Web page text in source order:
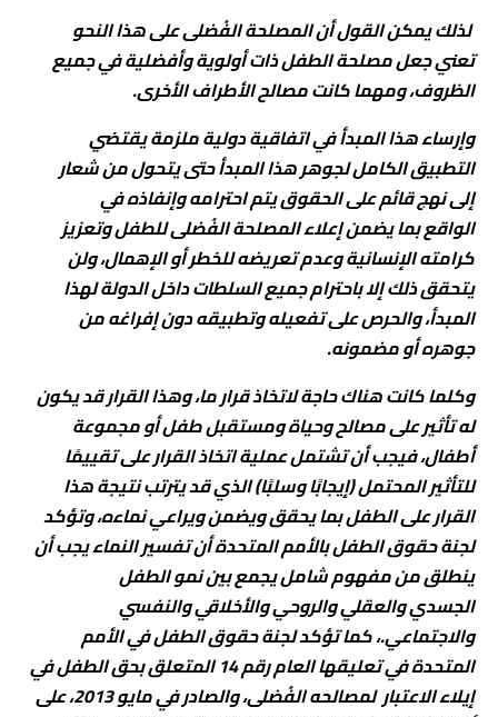
لذلك يمكن القول أن المصلحة الفُضلى على هذا النحو
تعني جعل مصلحة الطفل ذات أولوية وأفضلية في جميع
الظروف، ومهما كانت مصالح الأطراف الأخرى.
وإرساء هذا المبدأ في اتفاقية دولية ملزمة يقتضي
التطبيق الكامل لجوهر هذا المبدأ حتى يتحول من شعار
إلى نهج قائم على الحقوق يتم احترامه وإنفاذه في
الواقع بما يضمن إعلاء المصلحة الفُضلى للطفل وتعزيز
كرامته الإنسانية وعدم تعريضه للخطر أو الإهمال، ولن
يتحقق ذلك إلا باحترام جميع السلطات داخل الدولة لهذا
المبدأ، والحرص على تفعيله وتطبيقه دون إفراغه من
جوهره أو مضمونه.
وكلما كانت هناك حاجة لاتخاذ قرار ما، وهذا القرار قد يكون
له تأثير على مصالح وحياة ومستقبل طفل أو مجموعة
أطفال، فيجب أن تشتمل عملية اتخاذ القرار على تقييمًا
للتأثير المحتمل (إيجابًا وسلبًا) الذي قد يترتب نتيجة هذا
القرار على الطفل بما يحقق ويضمن ويراعي نماءه، وتؤكد
لجنة حقوق الطفل بالأمم المتحدة أن تفسير النماء يجب أن
ينطلق من مفهوم شامل يجمع بين نمو الطفل
الجسدي والعقلي والروحي والأخلاقي والنفسي
والاجتماعي.، كما تؤكد لجنة حقوق الطفل في الأمم
المتحدة في تعليقها العام رقم 14 المتعلق بحق الطفل في
إيلاء الاعتبار لمصالحه الفُضلى، والصادر في مايو 2013، على